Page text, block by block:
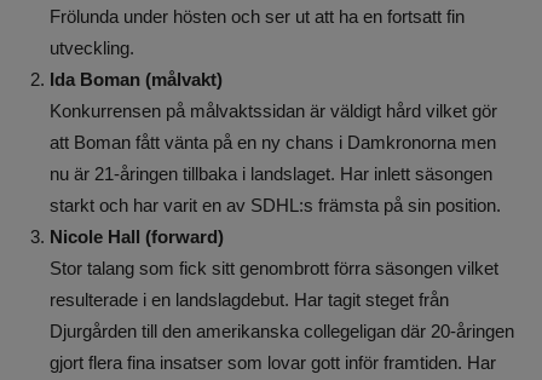
Frölunda under hösten och ser ut att ha en fortsatt fin
utveckling.
Ida Boman (målvakt)
Konkurrensen på målvaktssidan är väldigt hård vilket gör
att Boman fått vänta på en ny chans i Damkronorna men
nu är 21-åringen tillbaka i landslaget. Har inlett säsongen
starkt och har varit en av SDHL:s främsta på sin position.
Nicole Hall (forward)
Stor talang som fick sitt genombrott förra säsongen vilket
resulterade i en landslagdebut. Har tagit steget från
Djurgården till den amerikanska collegeligan där 20-åringen
gjort flera fina insatser som lovar gott inför framtiden. Har